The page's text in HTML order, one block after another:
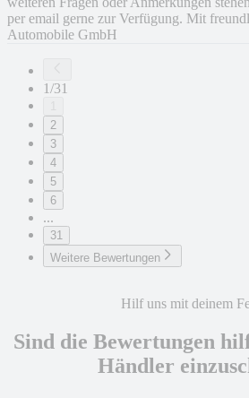
per email gerne zur Verfügung. Mit
Automobile GmbH
1/31
2
3
4
5
6
...
31
Weitere Bewertungen
Hilf uns mit deinem
Sind die Bewertungen
Händler